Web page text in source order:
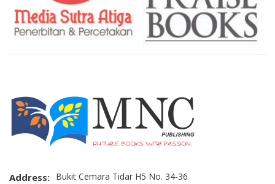
Address: Bukit Cemara Tidar H5 No. 34-36